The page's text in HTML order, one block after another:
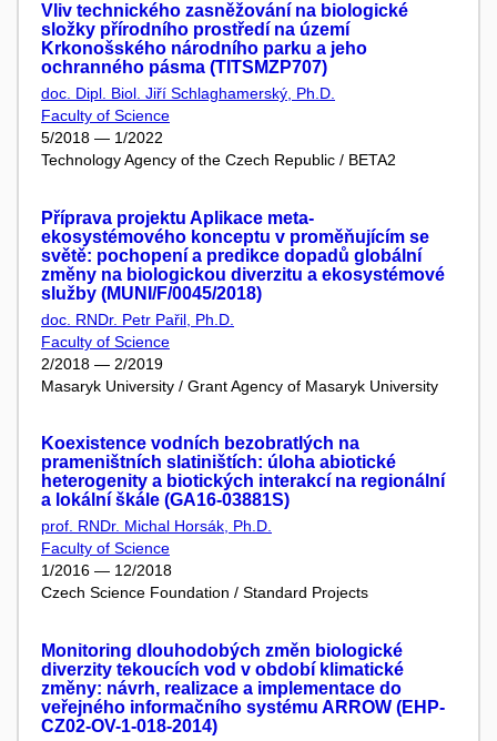
Vliv technického zasněžování na biologické
složky přírodního prostředí na území
Krkonošského národního parku a jeho
ochranného pásma (TITSMZP707)
doc. Dipl. Biol. Jiří Schlaghamerský, Ph.D.
Faculty of Science
5/2018 — 1/2022
Technology Agency of the Czech Republic / BETA2
Příprava projektu Aplikace meta-
ekosystémového konceptu v proměňujícím se
světě: pochopení a predikce dopadů globální
změny na biologickou diverzitu a ekosystémové
služby (MUNI/F/0045/2018)
doc. RNDr. Petr Pařil, Ph.D.
Faculty of Science
2/2018 — 2/2019
Masaryk University / Grant Agency of Masaryk University
Koexistence vodních bezobratlých na
prameništních slatiništích: úloha abiotické
heterogenity a biotických interakcí na regionální
a lokální škále (GA16-03881S)
prof. RNDr. Michal Horsák, Ph.D.
Faculty of Science
1/2016 — 12/2018
Czech Science Foundation / Standard Projects
Monitoring dlouhodobých změn biologické
diverzity tekoucích vod v období klimatické
změny: návrh, realizace a implementace do
veřejného informačního systému ARROW (EHP-
CZ02-OV-1-018-2014)